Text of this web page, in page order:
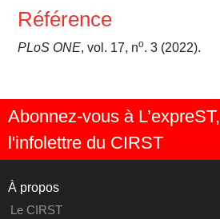
Référence
PLoS ONE, vol. 17, no. 3 (2022).
Abonnez-vous à L’expreST,
l'infolettre du CIRST
À propos
Le CIRST